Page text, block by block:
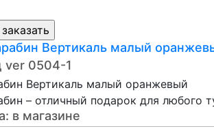
Вертикаль малый
ver 0504-1
Вертикаль малый оранжевый
– отличный подарок для любого
в магазине